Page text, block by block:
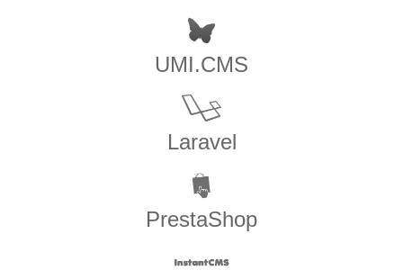
UMI.CMS
Laravel
PrestaShop